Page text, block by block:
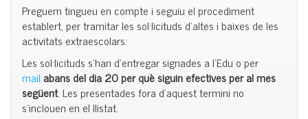
Preguem tingueu en compte i seguiu el procediment
establert, per tramitar les sol·licituds d’altes i baixes de les
activitats extraescolars:
Les sol·licituds s’han d’entregar signades a l’Edu o per
mail abans del dia 20 per què siguin efectives per al mes
següent. Les presentades fora d’aquest termini no
s’inclouen en el llistat.